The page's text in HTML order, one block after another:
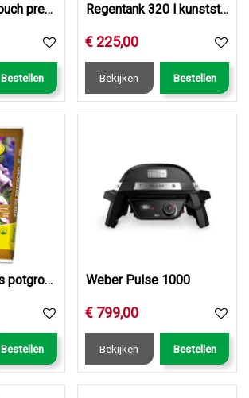
Weber Mastertouch premium se e-5775 zwrt
Bestellen
Regentank 320 l kunststof grn
€ 225,00
Bekijken Bestellen
Florentus Kokos potgrond 40L
Bestellen
Weber Pulse 1000
€ 799,00
Bekijken Bestellen